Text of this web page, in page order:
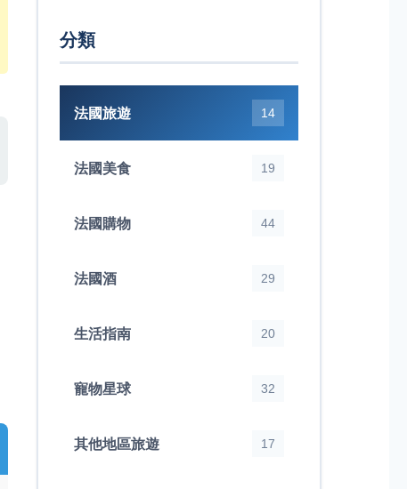
分類
法國旅遊 14
法國美食 19
法國購物 44
法國酒 29
生活指南 20
寵物星球 32
其他地區旅遊 17